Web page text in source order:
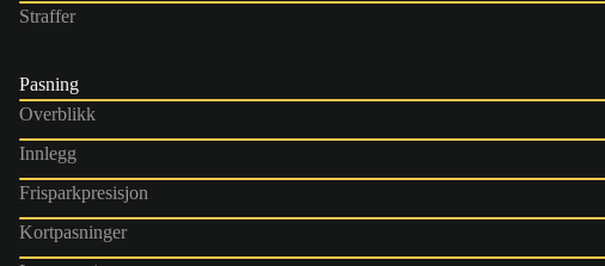
Straffer
Pasning
Overblikk
Innlegg
Frisparkpresisjon
Kortpasninger